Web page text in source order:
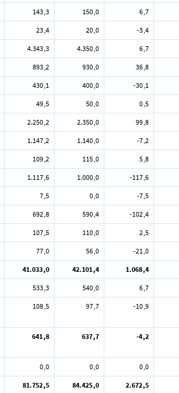
143,3 150,0 6,7
23,4 20,0 -3,4
4.343,3 4.350,0 6,7
893,2 930,0 36,8
430,1 400,0 -30,1
49,5 50,0 0,5
2.250,2 2.350,0 99,8
1.147,2 1.140,0 -7,2
109,2 115,0 5,8
1.117,6 1.000,0 -117,6
7,5 0,0 -7,5
692,8 590,4 -102,4
107,5 110,0 2,5
77,0 56,0 -21,0
41.033,0 42.101,4 1.068,4
533,3 540,0 6,7
108,5 97,7 -10,9
641,8 637,7 -4,2
0,0 0,0 0,0
81.752,5 84.425,0 2.672,5